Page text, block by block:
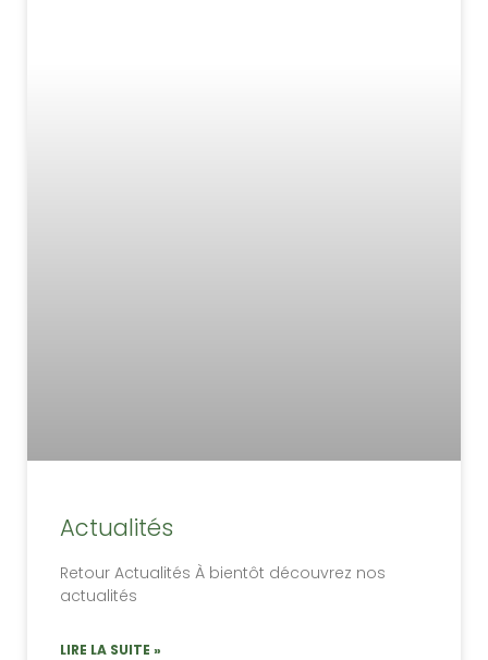
Actualités
Retour Actualités À bientôt découvrez nos
actualités
LIRE LA SUITE »